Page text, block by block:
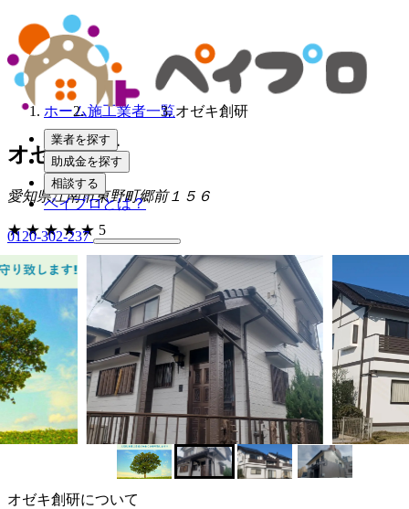
業者を探す
助成金を探す
相談する
ペイプロとは？
0120-302-237
ホーム施工業者一覧オゼキ創研
オゼキ創研
愛知県江南市東野町郷前１５６
★ ★ ★ ★ ★ 5
オゼキ創研について